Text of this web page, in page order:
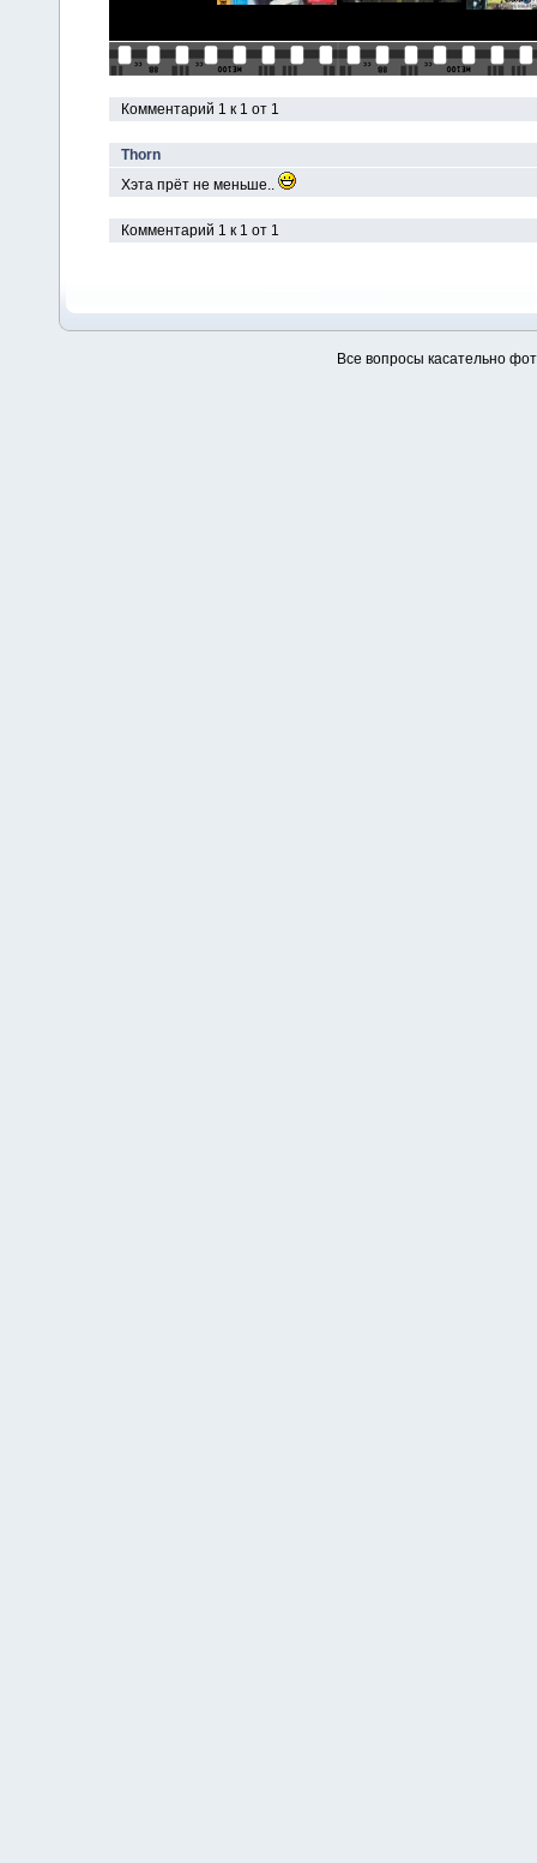
Комментарий 1 к 1 от 1
Thorn
Хэта прёт не меньше..
Комментарий 1 к 1 от 1
Все вопросы касательно